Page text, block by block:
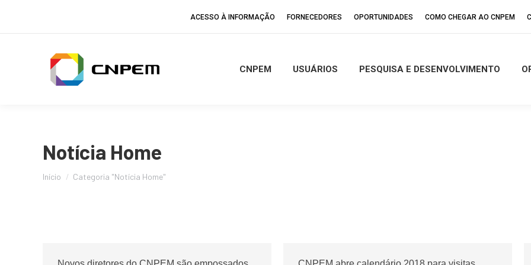
ACESSO À INFORMAÇÃO FORNECEDORES OPORTUNIDADES COMO CHEGAR AO CNPEM
CNPEM USUÁRIOS PESQUISA E DESENVOLVIMENTO
Notícia Home
Início Categoria "Notícia Home"